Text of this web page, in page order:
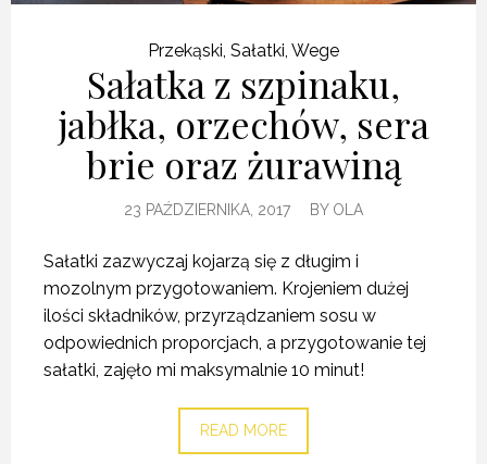
Przekąski, Sałatki, Wege
Sałatka z szpinaku,
jabłka, orzechów, sera
brie oraz żurawiną
23 PAŹDZIERNIKA, 2017 BY OLA
Sałatki zazwyczaj kojarzą się z długim i
mozolnym przygotowaniem. Krojeniem dużej
ilości składników, przyrządzaniem sosu w
odpowiednich proporcjach, a przygotowanie tej
sałatki, zajęło mi maksymalnie 10 minut!
READ MORE